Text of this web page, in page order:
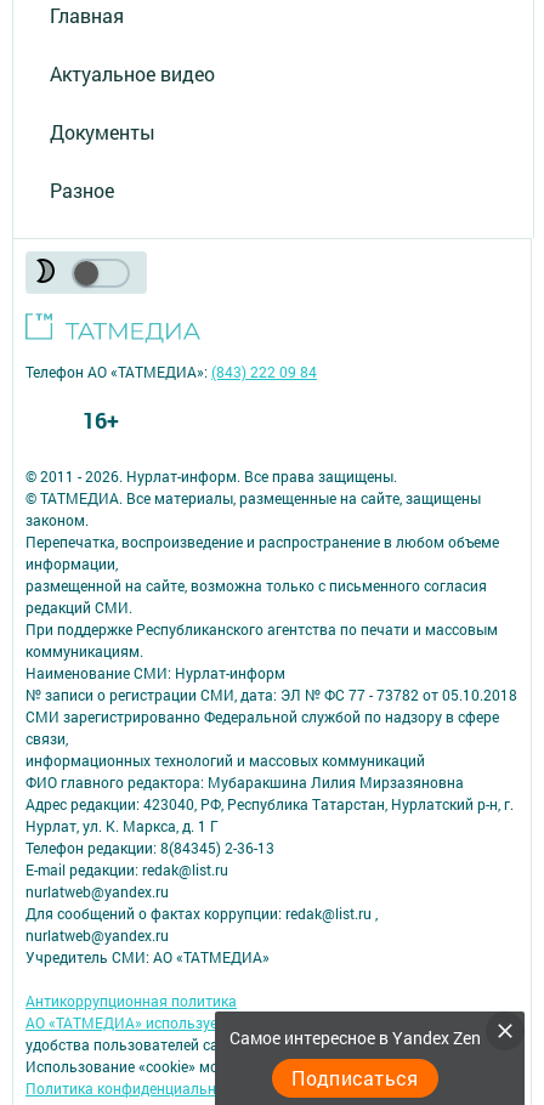
Главная
Актуальное видео
Документы
Разное
Самое интересное в Yandex Zen
Подписаться
© 2011 - 2026. Нурлат-⁠информ. Все права защищены.
© ТАТМЕДИА. Все материалы, размещенные на сайте, защищены
законом.
Перепечатка, воспроизведение и распространение в любом объеме
информации,
размещенной на сайте, возможна только с письменного согласия
редакций СМИ.
При поддержке Республиканского агентства по печати и массовым
коммуникациям.
Наименование СМИ: Нурлат-⁠информ
№ записи о регистрации СМИ, дата: ЭЛ № ФС 77 -⁠ 73782 от 05.10.2018
СМИ зарегистрированно Федеральной службой по надзору в сфере
связи,
информационных технологий и массовых коммуникаций
ФИО главного редактора: Мубаракшина Лилия Мирзазяновна
Адрес редакции: 423040, РФ, Республика Татарстан, Нурлатский р-н, г.
Нурлат, ул. К. Маркса, д. 1 Г
Телефон редакции: 8(84345) 2-36-13
E-mail редакции: redak@list.ru
nurlatweb@yandex.ru
Для сообщений о фактах коррупции: redak@list.ru ,
nurlatweb@yandex.ru
Учредитель СМИ: АО «ТАТМЕДИА»
Антикоррупционная политика
АО «ТАТМЕДИА» использует «cookie»
для персонализации сервисов и
удобства пользователей сайтом.
Использование «cookie» можно отменить в настройках браузера.
Политика конфиденциальности
Телефон АО «ТАТМЕДИА»:(843) 222 09 84
16+